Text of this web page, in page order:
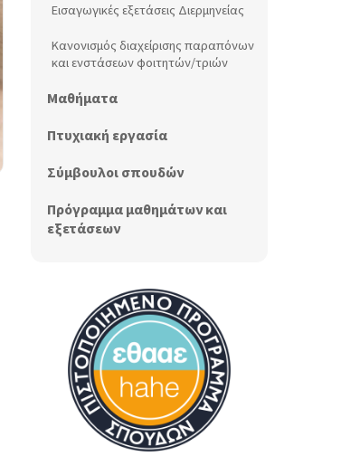
Εισαγωγικές εξετάσεις Διερμηνείας
Κανονισμός διαχείρισης παραπόνων
και ενστάσεων φοιτητών/τριών
Μαθήματα
Πτυχιακή εργασία
Σύμβουλοι σπουδών
Πρόγραμμα μαθημάτων και
εξετάσεων